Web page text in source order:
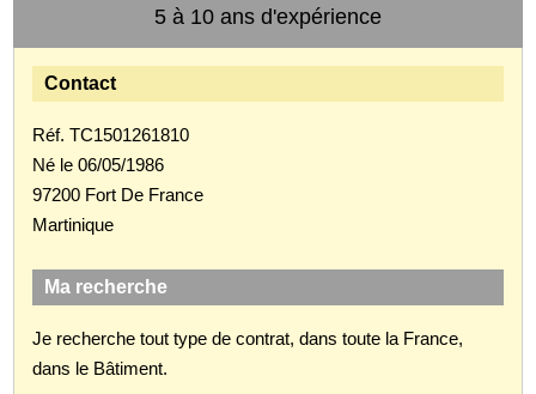
5 à 10 ans d'expérience
Contact
Réf. TC1501261810
Né le 06/05/1986
97200 Fort De France
Martinique
Ma recherche
Je recherche tout type de contrat, dans toute la France,
dans le Bâtiment.